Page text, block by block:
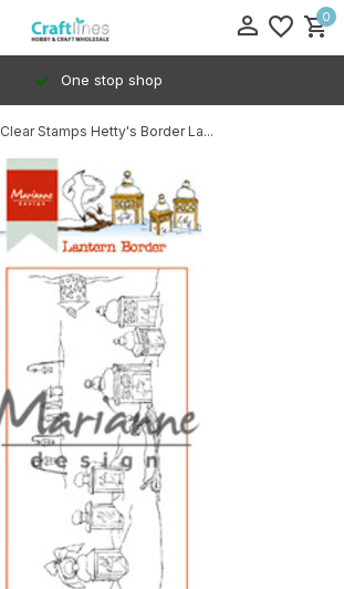
0
One stop shop
Clear Stamps Hetty's Border La...